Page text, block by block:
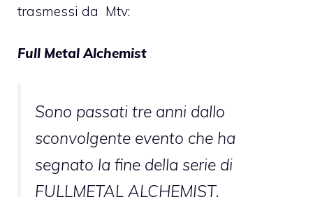
trasmessi da Mtv:
Full Metal Alchemist
Sono passati tre anni dallo
sconvolgente evento che ha
segnato la fine della serie di
FULLMETAL ALCHEMIST.